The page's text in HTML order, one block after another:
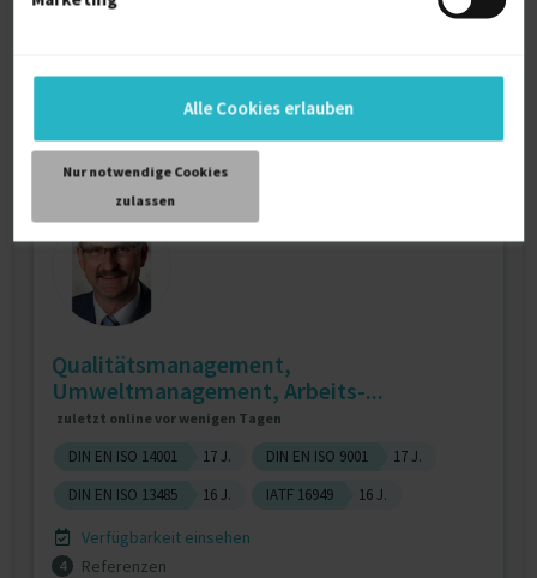
Alle Cookies erlauben
Nur notwendige Cookies
zulassen
Programm-Management
0
Referenzen
Qualitätsmanagement,
Umweltmanagement, Arbeits-...
zuletzt online vor wenigen Tagen
DIN EN ISO 14001 17 J. DIN EN ISO 9001
17 J.
DIN EN ISO 13485
16 J. IATF 16949 16 J.
Verfügbarkeit einsehen
4
Referenzen